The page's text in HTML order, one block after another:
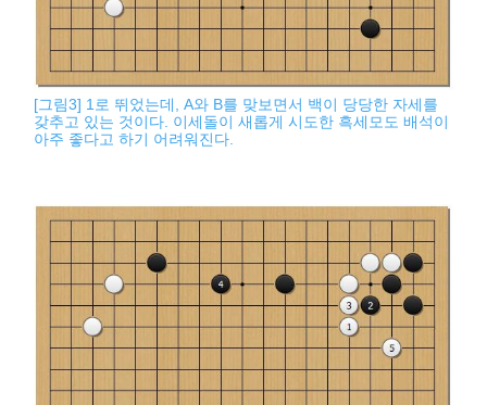
[그림3] 1로 뛰었는데, A와 B를 맞보면서 백이 당당한 자세를
갖추고 있는 것이다. 이세돌이 새롭게 시도한 흑세모도 배석이
아주 좋다고 하기 어려워진다.